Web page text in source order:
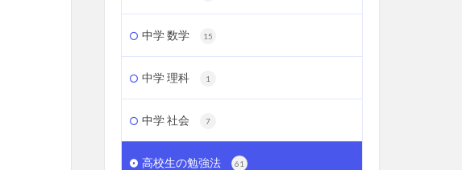
中学 数学 15
中学 理科 1
中学 社会 7
高校生の勉強法 61